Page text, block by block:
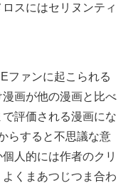
スにはセリヌンティ
ファンに起こられる
画が他の漫画と比べ
評価される漫画にな
らすると不思議な意
人的には作者のクリ
くまあつじつま合わ